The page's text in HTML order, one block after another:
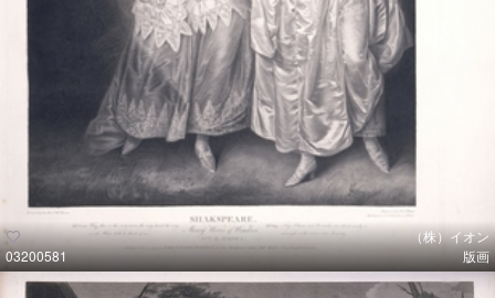
03200581
（株）イオン
版画